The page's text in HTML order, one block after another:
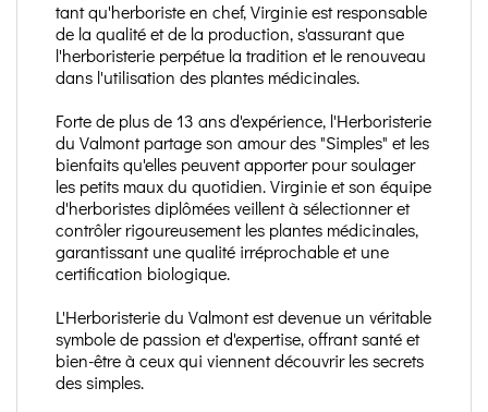
tant qu'herboriste en chef, Virginie est responsable
de la qualité et de la production, s'assurant que
l'herboristerie perpétue la tradition et le renouveau
dans l'utilisation des plantes médicinales.
Forte de plus de 13 ans d'expérience, l'Herboristerie
du Valmont partage son amour des "Simples" et les
bienfaits qu'elles peuvent apporter pour soulager
les petits maux du quotidien. Virginie et son équipe
d'herboristes diplômées veillent à sélectionner et
contrôler rigoureusement les plantes médicinales,
garantissant une qualité irréprochable et une
certification biologique.
L'Herboristerie du Valmont est devenue un véritable
symbole de passion et d'expertise, offrant santé et
bien-être à ceux qui viennent découvrir les secrets
des simples.